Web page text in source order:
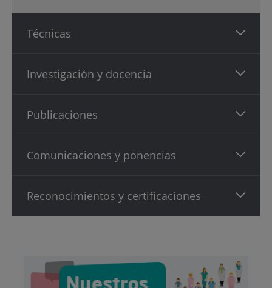
Técnicas
Investigación y docencia
Publicaciones
Comunicaciones y ponencias
Reconocimientos y certificaciones